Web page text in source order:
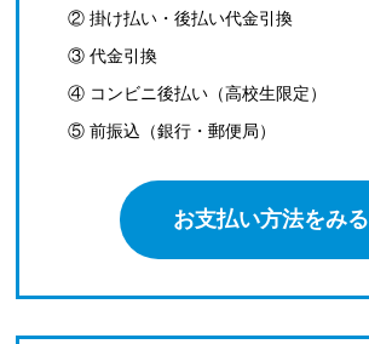
② 掛け払い・後払い代金引換
③ 代金引換
④ コンビニ後払い（高校生限定）
⑤ 前振込（銀行・郵便局）
お支払い方法をみる